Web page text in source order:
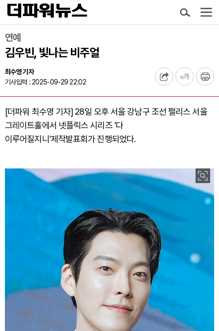
연예
김우빈, 빛나는 비주얼
최수영 기자
기사입력 : 2025-09-29 22:02
[더파워 최수영 기자] 28일 오후 서울 강남구 조선 팰리스 서울
그레이트홀에서 넷플릭스 시리즈 '다
이루어질지니'제작발표회가 진행되었다.